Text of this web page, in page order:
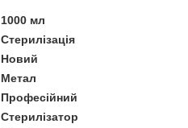
1000 мл
Стерилізація
Новий
Метал
Професійний
Стерилізатор